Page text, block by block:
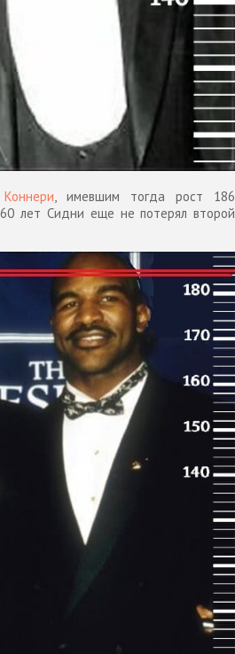
, имевшим тогда рост 186
лет Сидни еще не потерял второй